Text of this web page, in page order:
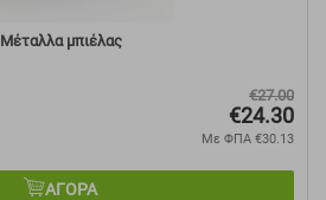
Μέταλλα μπιέλας
€27.00
€24.30
Με ΦΠΑ €30.13
ΑΓΟΡΑ